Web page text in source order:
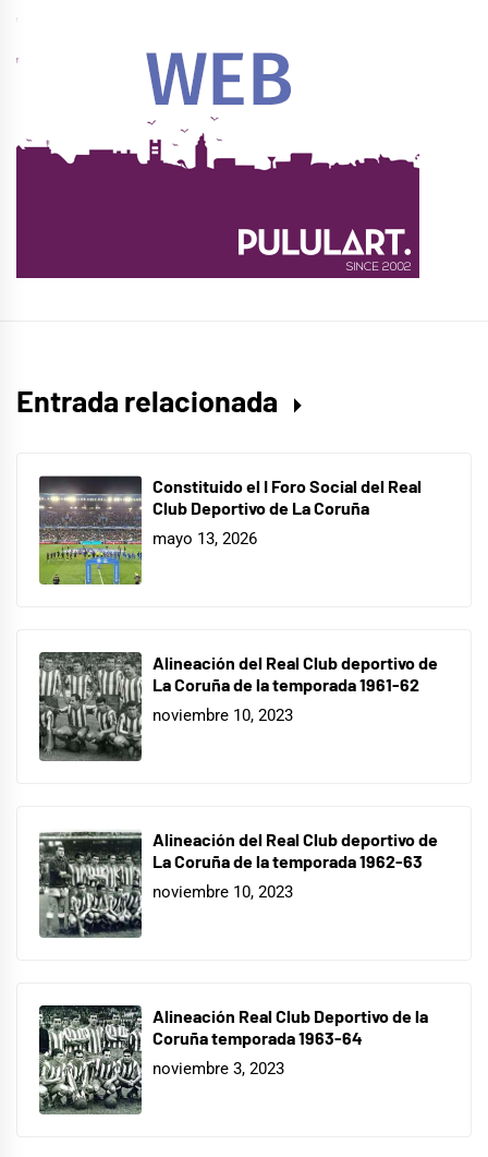
Entrada relacionada
Constituido el I Foro Social del Real
Club Deportivo de La Coruña
mayo 13, 2026
Alineación del Real Club deportivo de
La Coruña de la temporada 1961-62
noviembre 10, 2023
Alineación del Real Club deportivo de
La Coruña de la temporada 1962-63
noviembre 10, 2023
Alineación Real Club Deportivo de la
Coruña temporada 1963-64
noviembre 3, 2023